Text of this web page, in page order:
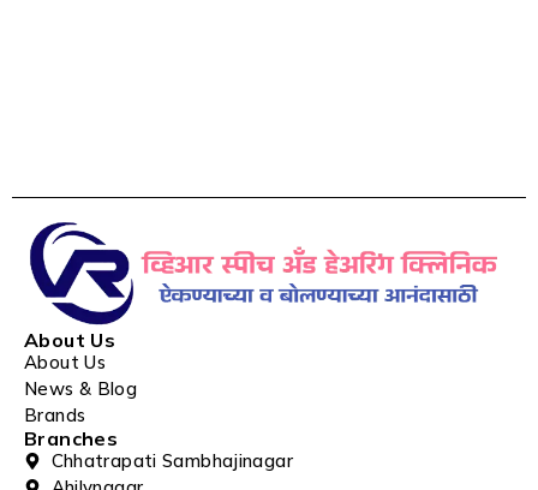
About Us
About Us
News & Blog
Brands
Branches
Chhatrapati Sambhajinagar